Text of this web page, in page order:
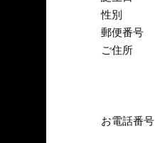
性別
郵便番号
ご住所
お電話番号